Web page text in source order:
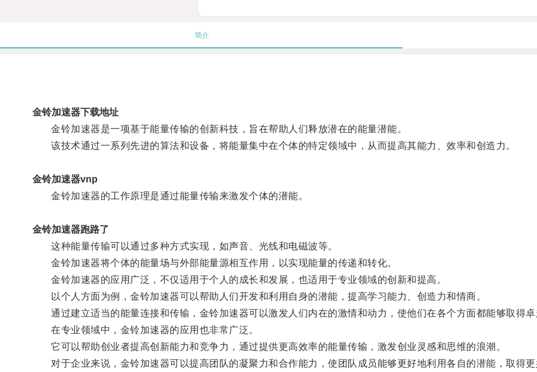
简介
金铃加速器下载地址
金铃加速器是一项基于能量传输的创新科技，旨在帮助人们释放潜在的能量潜能。
该技术通过一系列先进的算法和设备，将能量集中在个体的特定领域中，从而提高其能力、效率和创造力。
金铃加速器vnp
金铃加速器的工作原理是通过能量传输来激发个体的潜能。
金铃加速器跑路了
这种能量传输可以通过多种方式实现，如声音、光线和电磁波等。
金铃加速器将个体的能量场与外部能量源相互作用，以实现能量的传递和转化。
金铃加速器的应用广泛，不仅适用于个人的成长和发展，也适用于专业领域的创新和提高。
以个人方面为例，金铃加速器可以帮助人们开发和利用自身的潜能，提高学习能力、创造力和情商。
通过建立适当的能量连接和传输，金铃加速器可以激发人们内在的激情和动力，使他们在各个方面都能够取得卓
在专业领域中，金铃加速器的应用也非常广泛。
它可以帮助创业者提高创新能力和竞争力，通过提供更高效率的能量传输，激发创业灵感和思维的浪潮。
对于企业来说，金铃加速器可以提高团队的凝聚力和合作能力，使团队成员能够更好地利用各自的潜能，取得更